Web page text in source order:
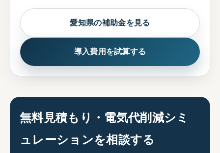
愛知県の補助金を見る
導入費用を試算する
無料見積もり・電気代削減シミ
ュレーションを相談する